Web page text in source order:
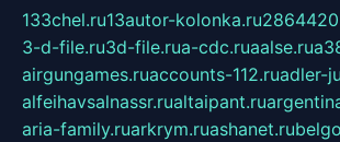
133chel.ru13autor-kolonka.ru
3-d-file.ru3d-file.rua-cdc.ruaalse.ru
airgungames.ruaccounts-112.ruadler-
alfeihavsalnassr.rualtaipant.ru
aria-family.ruarkrym.ruashanet.ru